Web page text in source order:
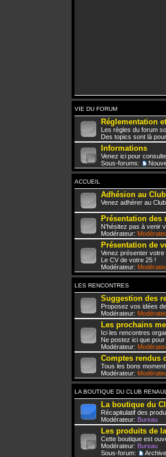
VIE DU FORUM
Réglementation
Les règles du forum
Des topics sont là
Informations
Venez ici pour
Sous-forums:
ACCUEIL
Adhésion au
Venez adhérer au
Présentation des
N'hésitez pas à venir
Modérateur:
Présentation de
Venez présenter votre
Le CV de votre 25 !
Modérateur:
LES RENCONTRES
Suggestion des
Proposez vos idées
Modérateur:
Les prochains
Ici les rencontres
Ne postez ici que
Modérateur:
Comptes rendus
Tous les bons
Modérateur:
LA BOUTIQUE DU CLUB
La boutique du
Récapitulatif des
Modérateur: Bureau
Les produits de
Cette boutique est
Modérateur: Bureau
Sous-forum: